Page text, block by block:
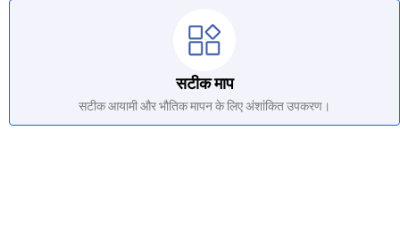
सटीक माप
सटीक आयामी और भौतिक मापन के लिए अंशांकित उपकरण।